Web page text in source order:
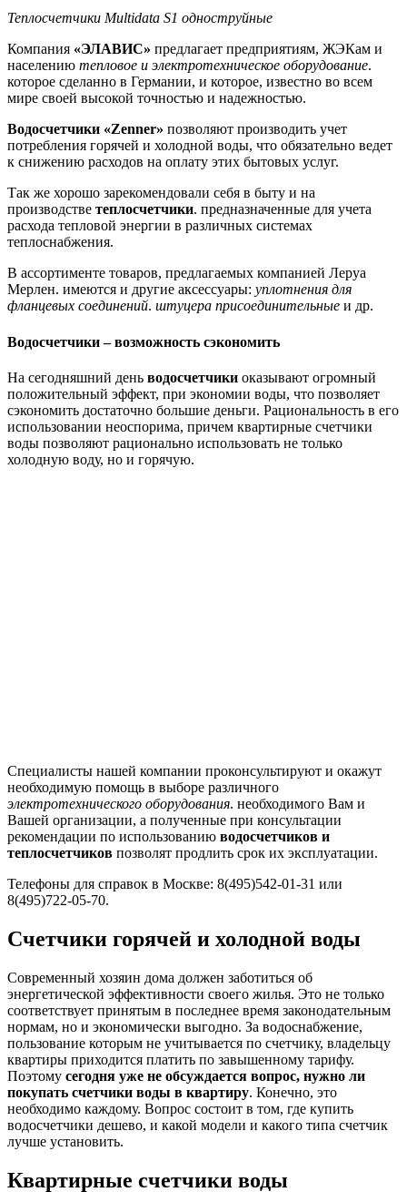
Теплосчетчики Multidata S1 одноструйные
Компания «ЭЛАВИС» предлагает предприятиям, ЖЭКам и
населению тепловое и электротехническое оборудование.
которое сделанно в Германии, и которое, известно во всем
мире своей высокой точностью и надежностью.
Водосчетчики «Zenner» позволяют производить учет
потребления горячей и холодной воды, что обязательно ведет
к снижению расходов на оплату этих бытовых услуг.
Так же хорошо зарекомендовали себя в быту и на
производстве теплосчетчики. предназначенные для учета
расхода тепловой энергии в различных системах
теплоснабжения.
В ассортименте товаров, предлагаемых компанией Леруа
Мерлен. имеются и другие аксессуары: уплотнения для
фланцевых соединений. штуцера присоединительные и др.
Водосчетчики – возможность сэкономить
На сегодняшний день водосчетчики оказывают огромный
положительный эффект, при экономии воды, что позволяет
сэкономить достаточно большие деньги. Рациональность в его
использовании неоспорима, причем квартирные счетчики
воды позволяют рационально использовать не только
холодную воду, но и горячую.
Специалисты нашей компании проконсультируют и окажут
необходимую помощь в выборе различного
электротехнического оборудования. необходимого Вам и
Вашей организации, а полученные при консультации
рекомендации по использованию водосчетчиков и
теплосчетчиков позволят продлить срок их эксплуатации.
Телефоны для справок в Москве: 8(495)542-01-31 или
8(495)722-05-70.
Счетчики горячей и холодной воды
Современный хозяин дома должен заботиться об
энергетической эффективности своего жилья. Это не только
соответствует принятым в последнее время законодательным
нормам, но и экономически выгодно. За водоснабжение,
пользование которым не учитывается по счетчику, владельцу
квартиры приходится платить по завышенному тарифу.
Поэтому сегодня уже не обсуждается вопрос, нужно ли
покупать счетчики воды в квартиру. Конечно, это
необходимо каждому. Вопрос состоит в том, где купить
водосчетчики дешево, и какой модели и какого типа счетчик
лучше установить.
Квартирные счетчики воды